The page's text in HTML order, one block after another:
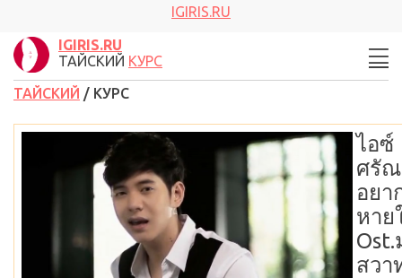
IGIRIS.RU
IGIRIS.RU
ТАЙСКИЙ КУРС
ТАЙСКИЙ / КУРС
ไอซ์
ศรั
อยา
หาย
สวา